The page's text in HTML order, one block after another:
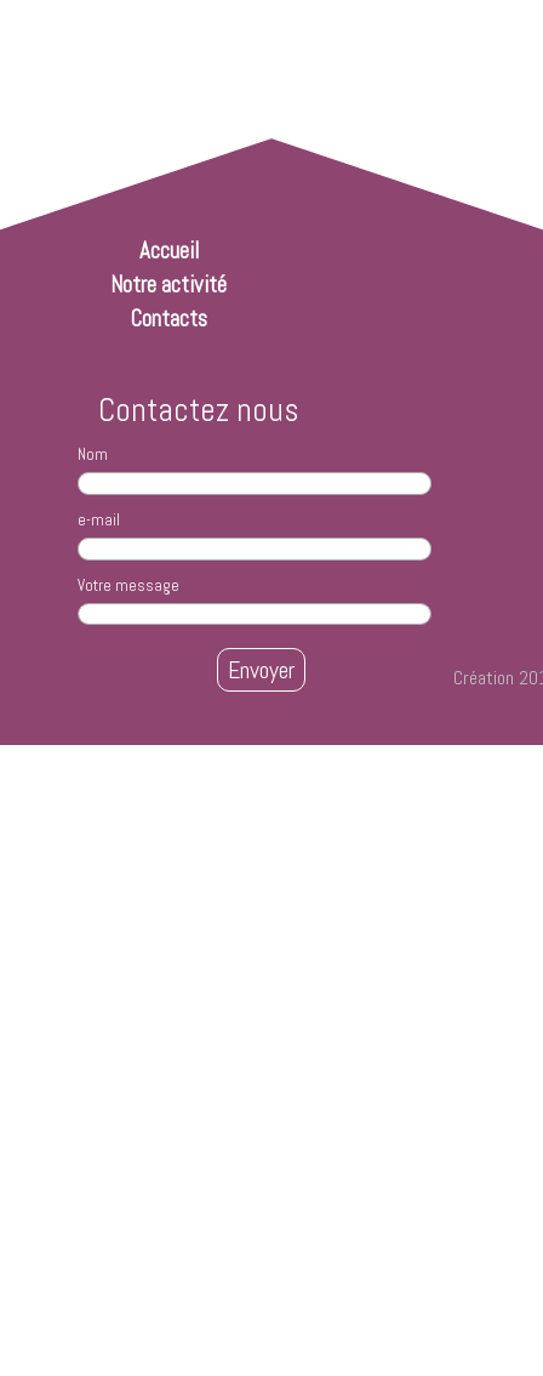
Nom
e-mail
Votre message
Accueil
Notre activité
Contacts
Contactez nous
Création